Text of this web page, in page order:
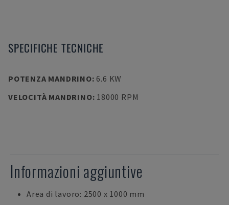
SPECIFICHE TECNICHE
POTENZA MANDRINO: 6.6 KW
VELOCITÀ MANDRINO: 18000 RPM
Informazioni aggiuntive
Area di lavoro: 2500 x 1000 mm